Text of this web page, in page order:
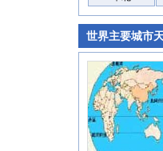
世界主要城市